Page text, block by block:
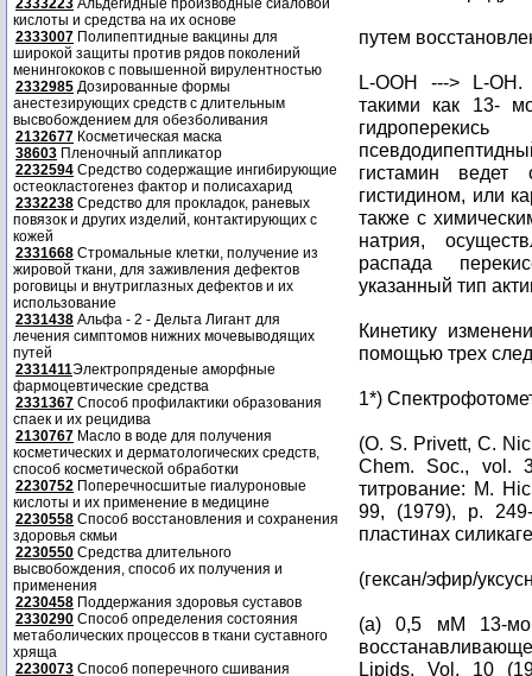
2333223 Альдегидные производные сиаловой
кислоты и средства на их основе
2333007 Полипептидные вакцины для
широкой защиты против рядов поколений
менингококов с повышенной вирулентностью
2332985 Дозированные формы
анестезирующих средств с длительным
высвобождением для обезболивания
2132677 Косметическая маска
38603 Пленочный аппликатор
2232594 Средство содержащие ингибирующие
остеокластогенез фактор и полисахарид
2332238 Средство для прокладок, раневых
повязок и других изделий, контактирующих с
кожей
2331668 Стромальные клетки, получение из
жировой ткани, для заживления дефектов
роговицы и внутриглазных дефектов и их
использование
2331438 Альфа - 2 - Дельта Лигант для
лечения симптомов нижних мочевыводящих
путей
2331411Электропряденые аморфные
фармоцевтические средства
2331367 Способ профилактики образования
спаек и их рецидива
2130767 Масло в воде для получения
косметических и дерматологических средств,
способ косметической обработки
2230752 Поперечносшитые гиалуроновые
кислоты и их применение в медицине
2230558 Способ восстановления и сохранения
здоровья скмьи
2230550 Средства длительного
высвобождения, способ их получения и
применения
2230458 Поддержания здоровья суставов
2330290 Способ определения состояния
метаболических процессов в ткани суставного
хряща
2230073 Способ поперечного сшивания
путем
L-OOH ---> L-
такими как 13-
гистамин
гистидином, или
также с
натрия,
распада
указанный тип
Кинетику
помощью трех
1*)
(O. S. Privett, C.
Chem. Soc., vol.
титрование: М.
99, (1979), p.
пластинах
(гексан/эфир/
(a) 0,5 мМ 13-
Lipids, Vol. 10